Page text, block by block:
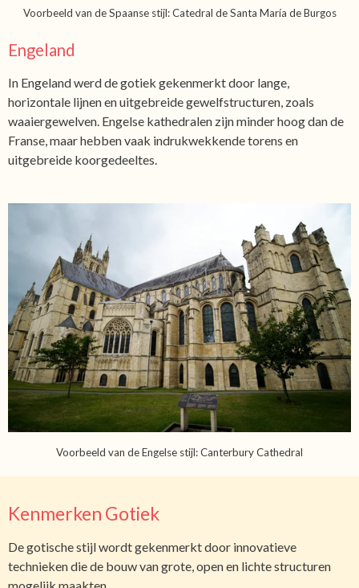
Voorbeeld van de Spaanse stijl: Catedral de Santa María de Burgos
Engeland
In Engeland werd de gotiek gekenmerkt door lange,
horizontale lijnen en uitgebreide gewelfstructuren, zoals
waaiergewelven. Engelse kathedralen zijn minder hoog dan de
Franse, maar hebben vaak indrukwekkende torens en
uitgebreide koorgedeeltes.
Voorbeeld van de Engelse stijl: Canterbury Cathedral
Kenmerken Gotiek
De gotische stijl wordt gekenmerkt door innovatieve
technieken die de bouw van grote, open en lichte structuren